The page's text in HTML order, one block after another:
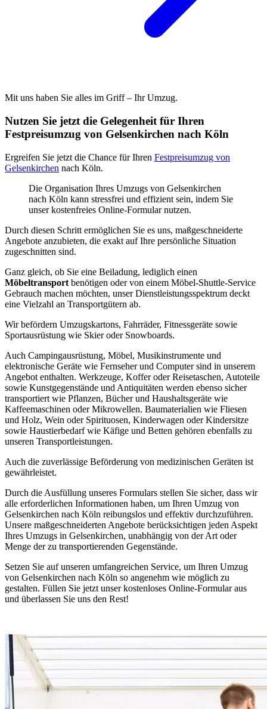
Mit uns haben Sie alles im Griff – Ihr Umzug.
Nutzen Sie jetzt die Gelegenheit für Ihren
Festpreisumzug von Gelsenkirchen nach Köln
Ergreifen Sie jetzt die Chance für Ihren Festpreisumzug von
Gelsenkirchen nach Köln.
Die Organisation Ihres Umzugs von Gelsenkirchen
nach Köln kann stressfrei und effizient sein, indem Sie
unser kostenfreies Online-Formular nutzen.
Durch diesen Schritt ermöglichen Sie es uns, maßgeschneiderte
Angebote anzubieten, die exakt auf Ihre persönliche Situation
zugeschnitten sind.
Ganz gleich, ob Sie eine Beiladung, lediglich einen
Möbeltransport benötigen oder von einem Möbel-Shuttle-Service
Gebrauch machen möchten, unser Dienstleistungsspektrum deckt
eine Vielzahl an Transportgütern ab.
Wir befördern Umzugskartons, Fahrräder, Fitnessgeräte sowie
Sportausrüstung wie Skier oder Snowboards.
Auch Campingausrüstung, Möbel, Musikinstrumente und
elektronische Geräte wie Fernseher und Computer sind in unserem
Angebot enthalten. Werkzeuge, Koffer oder Reisetaschen, Autoteile
sowie Kunstgegenstände und Antiquitäten werden ebenso sicher
transportiert wie Pflanzen, Bücher und Haushaltsgeräte wie
Kaffeemaschinen oder Mikrowellen. Baumaterialien wie Fliesen
und Holz, Wein oder Spirituosen, Kinderwagen oder Kindersitze
sowie Haustierbedarf wie Käfige und Betten gehören ebenfalls zu
unseren Transportleistungen.
Auch die zuverlässige Beförderung von medizinischen Geräten ist
gewährleistet.
Durch die Ausfüllung unseres Formulars stellen Sie sicher, dass wir
alle erforderlichen Informationen haben, um Ihren Umzug von
Gelsenkirchen nach Köln reibungslos und effektiv durchzuführen.
Unsere maßgeschneiderten Angebote berücksichtigen jeden Aspekt
Ihres Umzugs in Gelsenkirchen, unabhängig von der Art oder
Menge der zu transportierenden Gegenstände.
Setzen Sie auf unseren umfangreichen Service, um Ihren Umzug
von Gelsenkirchen nach Köln so angenehm wie möglich zu
gestalten. Füllen Sie jetzt unser kostenloses Online-Formular aus
und überlassen Sie uns den Rest!